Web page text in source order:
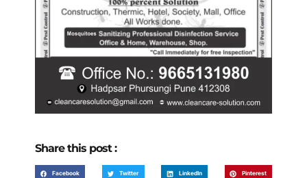
Share this post :
Facebook Twitter LinkedIn Pinterest